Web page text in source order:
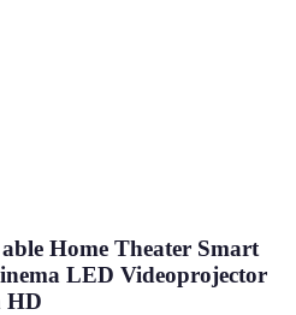
Home Theater Smart
LED Videoprojector
HD